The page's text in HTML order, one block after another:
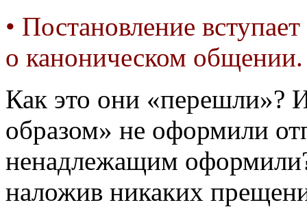
• Постановление
о каноническом общении.
Как это они «перешли»?
образом» не оформили
ненадлежащим
наложив никаких